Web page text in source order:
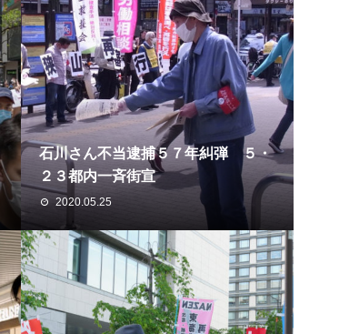
石川さん不当逮捕５７年糾弾 ５・
２３都内一斉街宣
2020.05.25